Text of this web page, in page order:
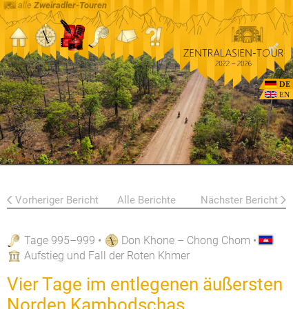
alle Zweiradler-Touren
DE
EN
Vorheriger Bericht Alle Berichte Nächster Bericht
Tage 995–999 • Don Khone – Chong Chom •
Aufstieg und Fall der Roten Khmer
Vier Tage im entlegenen äußersten